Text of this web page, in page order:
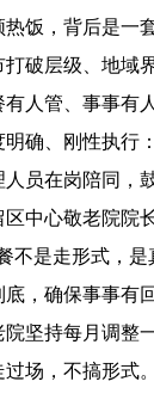
热饭，背后是一
打破层级、地域
有人管、事事有
明确、刚性执行
员在岗陪同，
区中心敬老院院
不是走形式，
底，确保事事有
院坚持每月调整
过场，不搞形式